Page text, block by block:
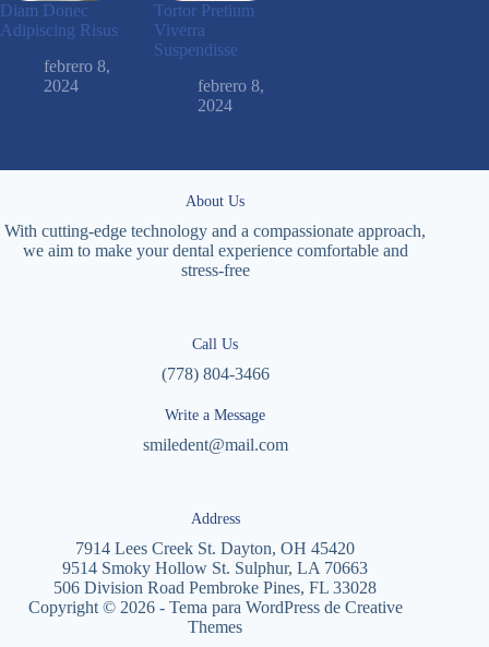
Diam Donec
Adipiscing Risus
febrero 8,
2024
Tortor Pretium
Viverra
Suspendisse
febrero 8,
2024
About Us
With cutting-edge technology and a compassionate approach,
we aim to make your dental experience comfortable and
stress-free
Call Us
(778) 804-3466
Write a Message
smiledent@mail.com
Address
7914 Lees Creek St. Dayton, OH 45420
9514 Smoky Hollow St. Sulphur, LA 70663
506 Division Road Pembroke Pines, FL 33028
Copyright © 2026 - Tema para WordPress de Creative
Themes